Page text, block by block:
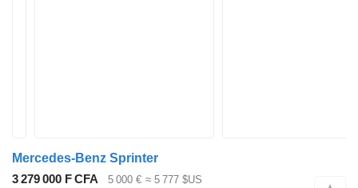
Mercedes-Benz Sprinter
3 279 000 F CFA
5 000 € ≈ 5 777 $US